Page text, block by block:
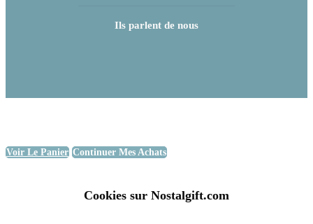
Ils parlent de nous
Voir Le Panier Continuer Mes Achats
Cookies sur Nostalgift.com